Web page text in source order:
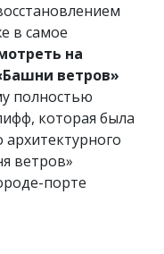
в самое
на
ветров»
полностью
которая была
архитектурного
ветров»
порте